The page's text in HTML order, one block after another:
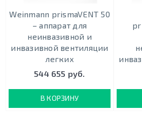
Weinmann prismaVENT 50
– аппарат для
неинвазивной и
инвазивной вентиляции
легких
544 655 руб.
В КОРЗИНУ